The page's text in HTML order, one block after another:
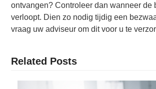
ontvangen? Controleer dan wanneer de
verloopt. Dien zo nodig tijdig een
vraag uw adviseur om dit voor u te
Related Posts